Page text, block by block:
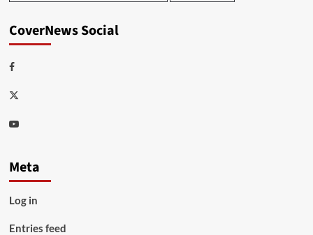
CoverNews Social
Facebook
Twitter
Youtube
Meta
Log in
Entries feed